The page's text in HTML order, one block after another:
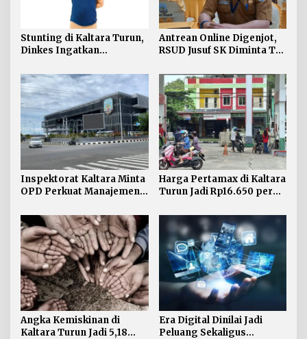
Stunting di Kaltara Turun,
Dinkes Ingatkan
Kendur
Antrean Online Digenjot,
RSUD Jusuf SK Diminta Tak
Inspektorat Kaltara Minta
OPD Perkuat Manajemen
Harga Pertamax di Kaltara
Turun Jadi Rp16.650 per
Angka Kemiskinan di
Kaltara Turun Jadi 5,18
Era Digital Dinilai Jadi
Peluang Sekaligus